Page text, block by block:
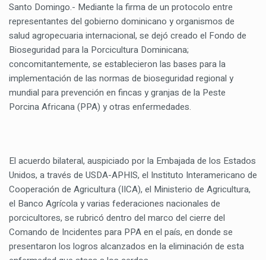
Santo Domingo.- Mediante la firma de un protocolo entre
representantes del gobierno dominicano y organismos de
salud agropecuaria internacional, se dejó creado el Fondo de
Bioseguridad para la Porcicultura Dominicana;
concomitantemente, se establecieron las bases para la
implementación de las normas de bioseguridad regional y
mundial para prevención en fincas y granjas de la Peste
Porcina Africana (PPA) y otras enfermedades.
El acuerdo bilateral, auspiciado por la Embajada de los Estados
Unidos, a través de USDA-APHIS, el Instituto Interamericano de
Cooperación de Agricultura (IICA), el Ministerio de Agricultura,
el Banco Agrícola y varias federaciones nacionales de
porcicultores, se rubricó dentro del marco del cierre del
Comando de Incidentes para PPA en el país, en donde se
presentaron los logros alcanzados en la eliminación de esta